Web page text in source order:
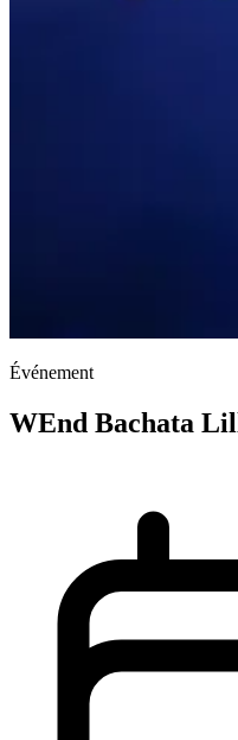
Événement
WEnd Bachata